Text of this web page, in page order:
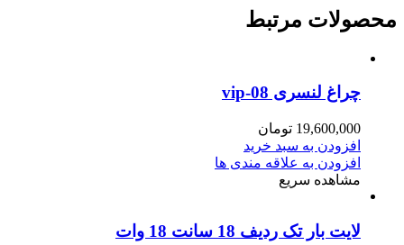
محصولات مرتبط
چراغ لنسری vip-08
19,600,000 تومان
افزودن به سبد خرید
افزودن به علاقه مندی ها
مشاهده سریع
لایت بار تک ردیف 18 سانت 18 وات